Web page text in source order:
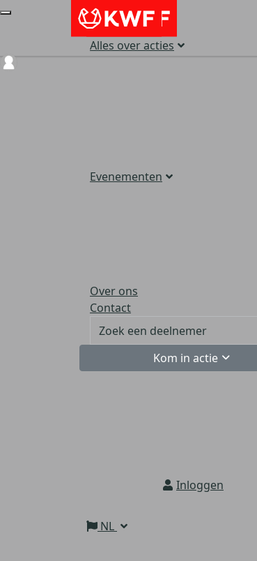
Alles over acties
Evenementen
Over ons
Contact
Kom in actie
Inloggen
NL